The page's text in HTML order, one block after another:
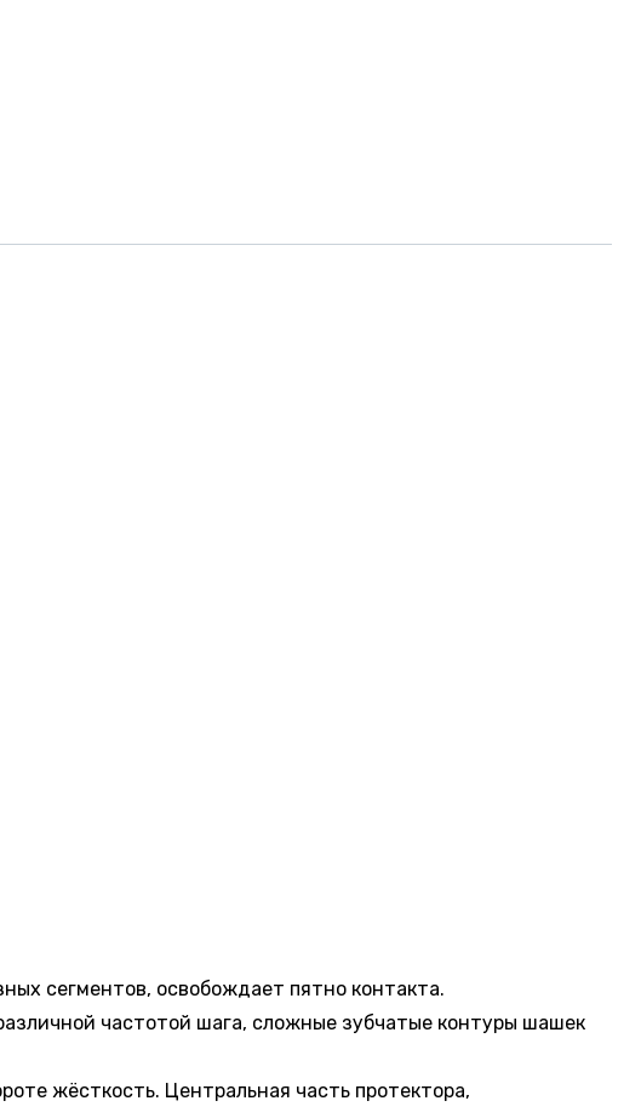
сегментов, освобождает пятно контакта.
частотой шага, сложные зубчатые контуры шашек
жёсткость. Центральная часть протектора,